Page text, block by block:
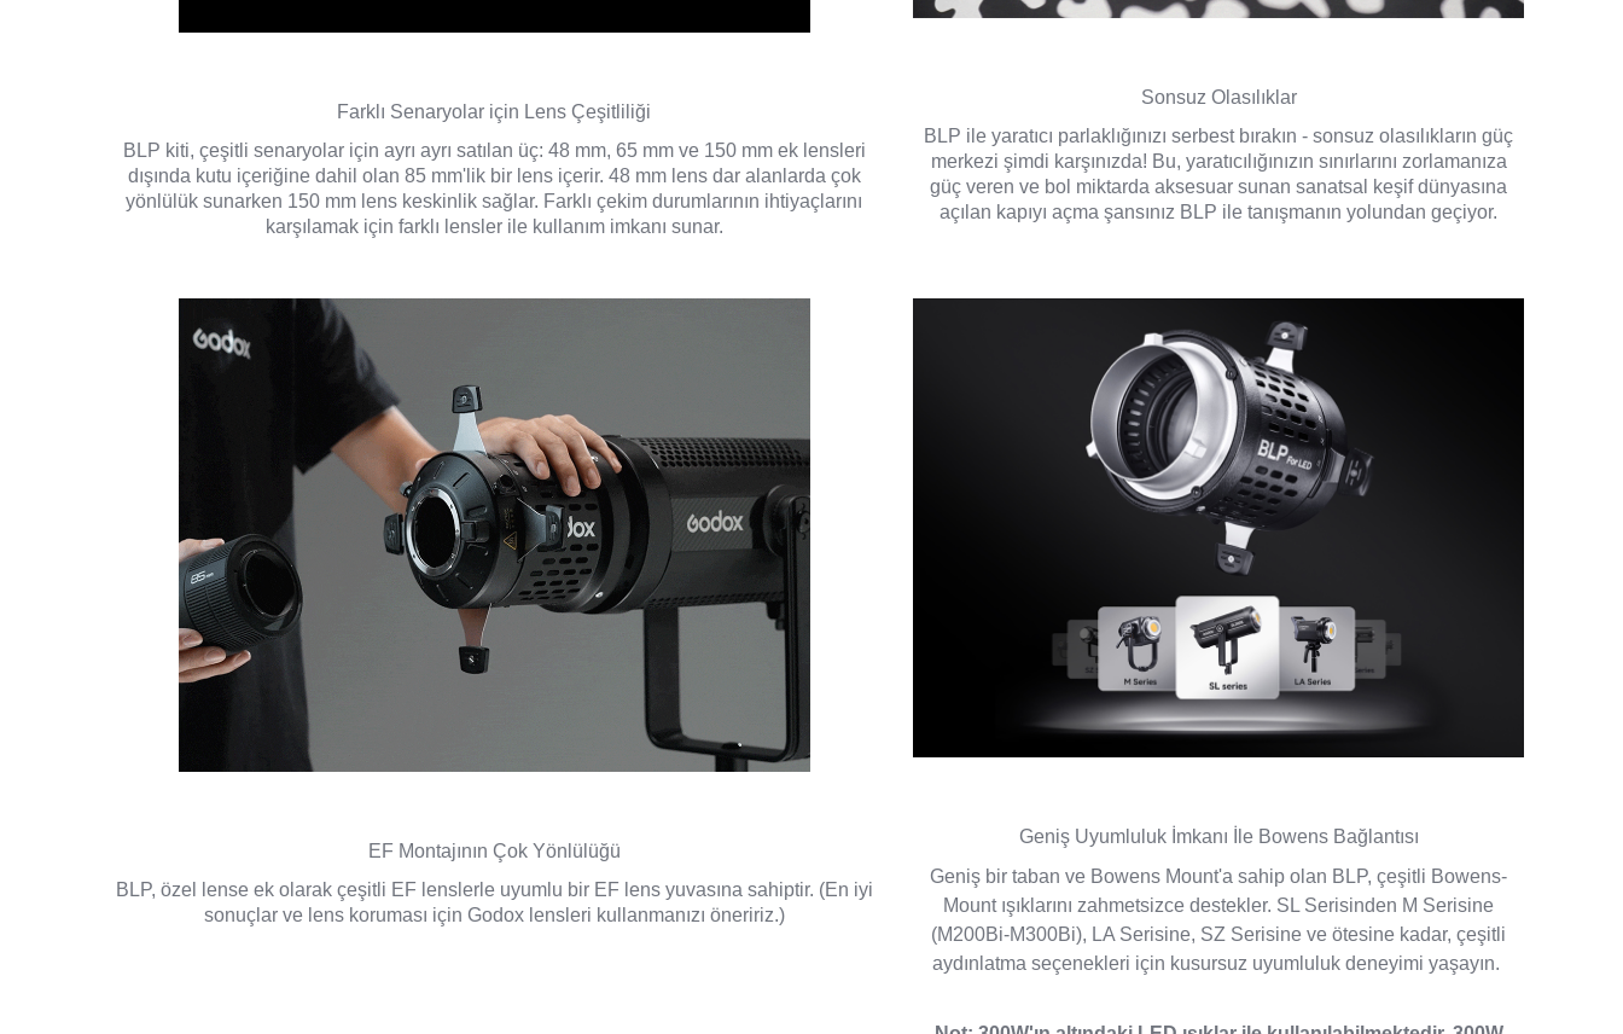
Farklı Senaryolar için Lens Çeşitliliği
BLP kiti, çeşitli senaryolar için ayrı ayrı satılan üç: 48 mm, 65 mm ve 150 mm ek lensleri
dışında kutu içeriğine dahil olan 85 mm'lik bir lens içerir. 48 mm lens dar alanlarda çok
yönlülük sunarken 150 mm lens keskinlik sağlar. Farklı çekim durumlarının ihtiyaçlarını
karşılamak için farklı lensler ile kullanım imkanı sunar.
Sonsuz Olasılıklar
BLP ile yaratıcı parlaklığınızı serbest bırakın - sonsuz olasılıkların güç
merkezi şimdi karşınızda! Bu, yaratıcılığınızın sınırlarını zorlamanıza
güç veren ve bol miktarda aksesuar sunan sanatsal keşif dünyasına
açılan kapıyı açma şansınız BLP ile tanışmanın yolundan geçiyor.
EF Montajının Çok Yönlülüğü
BLP, özel lense ek olarak çeşitli EF lenslerle uyumlu bir EF lens yuvasına sahiptir. (En iyi
sonuçlar ve lens koruması için Godox lensleri kullanmanızı öneririz.)
Geniş Uyumluluk İmkanı İle Bowens Bağlantısı
Geniş bir taban ve Bowens Mount'a sahip olan BLP, çeşitli Bowens-
Mount ışıklarını zahmetsizce destekler. SL Serisinden M Serisine
(M200Bi-M300Bi), LA Serisine, SZ Serisine ve ötesine kadar, çeşitli
aydınlatma seçenekleri için kusursuz uyumluluk deneyimi yaşayın.